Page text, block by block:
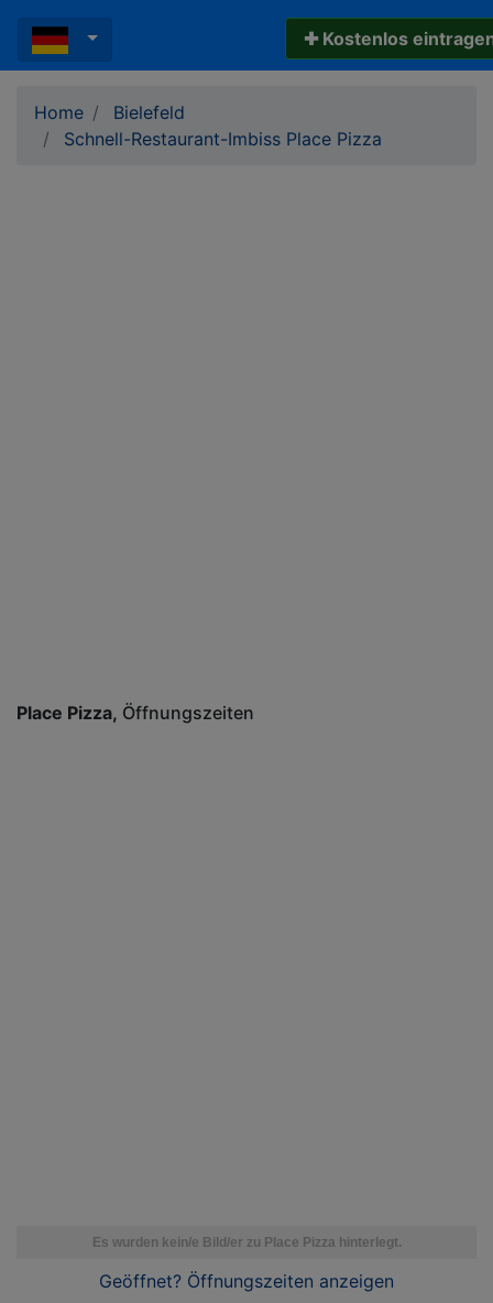
✚ Kostenlos
Home
Bielefeld
Schnell-Restaurant-Imbiss Place Pizza
Place Pizza Öffnungszeiten
Geöffnet? Öffnungszeiten anzeigen